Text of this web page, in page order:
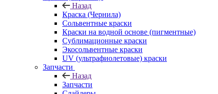
Назад
Краска (Чернила)
Сольвентные краски
Краски на водной основе (пигментные)
Сублимационные краски
Экосольвентные краски
UV (ультрафиолетовые) краски
Запчасти
Назад
Запчасти